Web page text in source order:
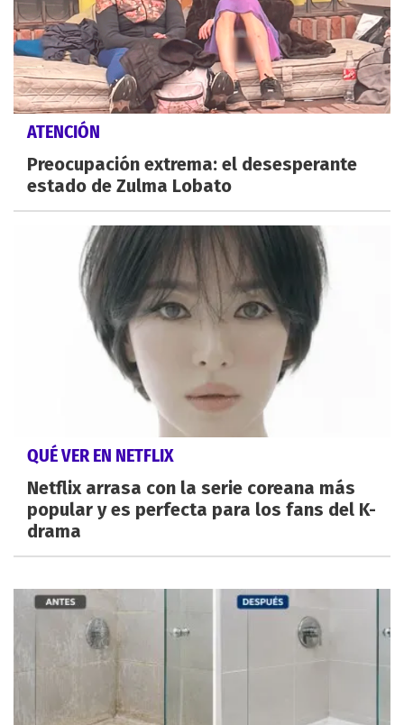
ATENCIÓN
Preocupación extrema: el desesperante
estado de Zulma Lobato
QUÉ VER EN NETFLIX
Netflix arrasa con la serie coreana más
popular y es perfecta para los fans del K-
drama